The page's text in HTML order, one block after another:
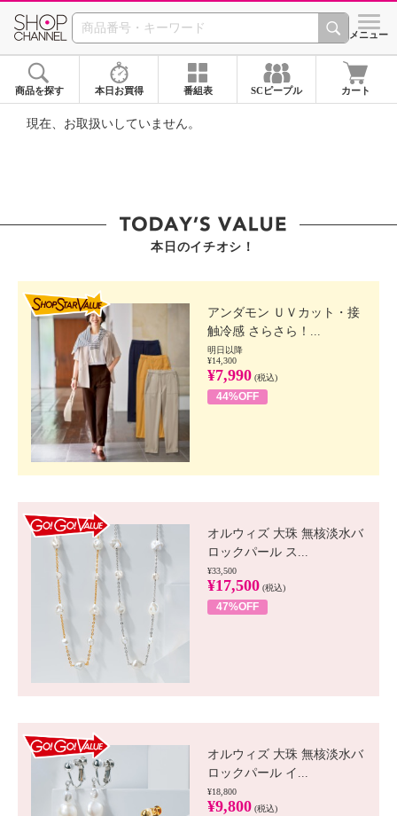
SHOP CHANNEL ショッ
メニュー
商品を探す 本日お買得 番組表 SCピープル カート
現在、お取扱いしていません。
本日のイチオシ！
アンダモン ＵＶカット・接
触冷感 さらさら！...
明日以降
¥14,300
¥7,990 (税込)
44%OFF
オルウィズ 大珠 無核淡水バ
ロックパール ス...
¥33,500
¥17,500 (税込)
47%OFF
オルウィズ 大珠 無核淡水バ
ロックパール イ...
¥18,800
¥9,800 (税込)